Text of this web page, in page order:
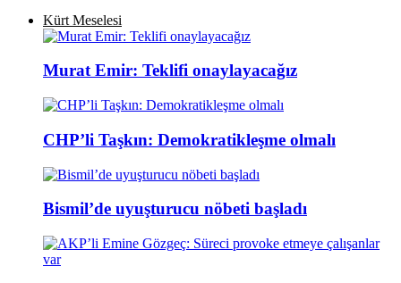
Kürt Meselesi
Murat Emir: Teklifi onaylayacağız
CHP’li Taşkın: Demokratikleşme olmalı
Bismil’de uyuşturucu nöbeti başladı